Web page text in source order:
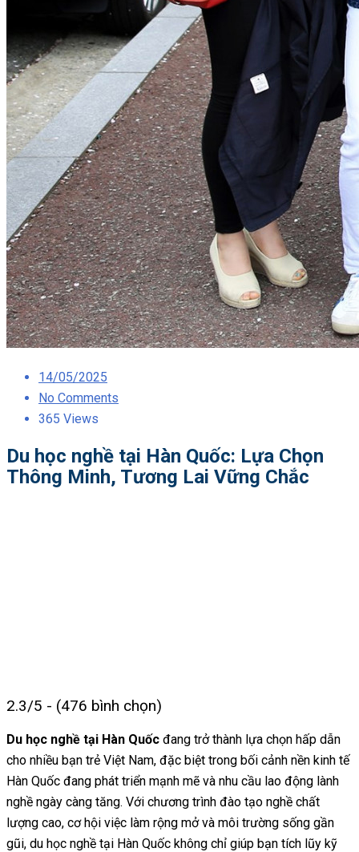
Posted
on
14/05/2025
No Comments
365 Views
Du học nghề tại Hàn Quốc: Lựa Chọn
Thông Minh, Tương Lai Vững Chắc
2.3/5 - (476 bình chọn)
Du học nghề tại Hàn Quốc đang trở thành lựa chọn hấp dẫn
cho nhiều bạn trẻ Việt Nam, đặc biệt trong bối cảnh nền kinh tế
Hàn Quốc đang phát triển mạnh mẽ và nhu cầu lao động lành
nghề ngày càng tăng. Với chương trình đào tạo nghề chất
lượng cao, cơ hội việc làm rộng mở và môi trường sống gần
gũi, du học nghề tại Hàn Quốc không chỉ giúp bạn tích lũy kỹ